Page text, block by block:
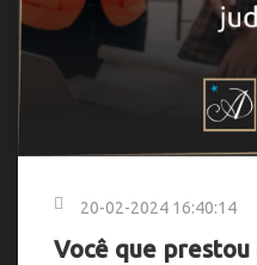
20-02-2024 16:40:14
Você que prestou